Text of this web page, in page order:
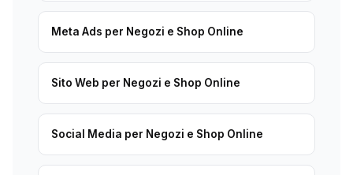
Meta Ads per Negozi e Shop Online
Sito Web per Negozi e Shop Online
Social Media per Negozi e Shop Online